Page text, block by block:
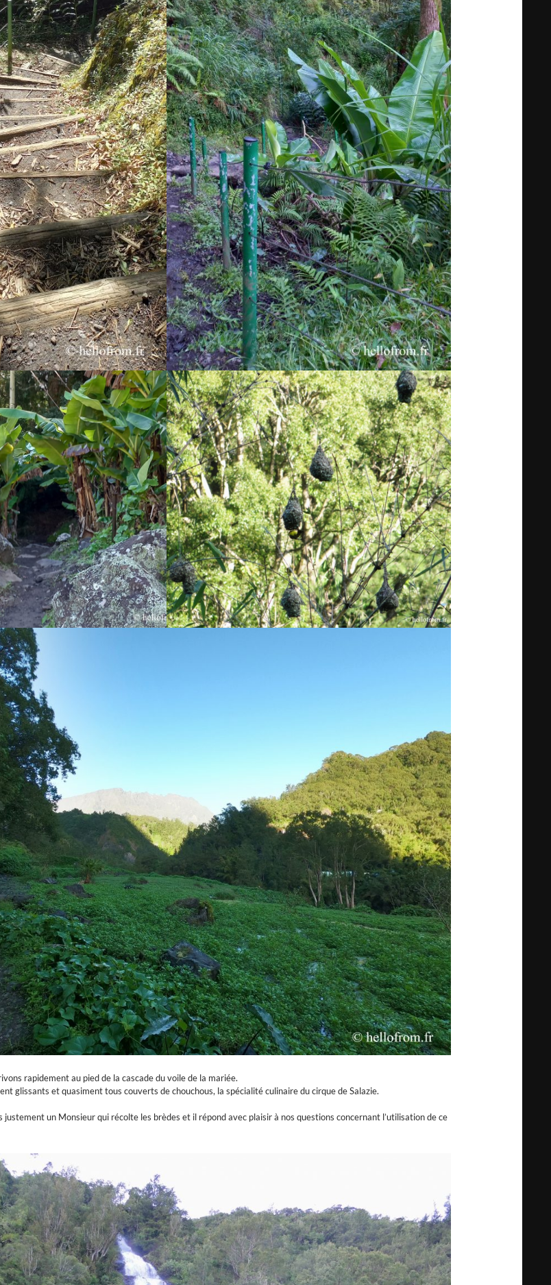
rapidement au pied de la cascade du voile de la mariée.
glissants et quasiment tous couverts de chouchous, la spécialité culinaire du cirque de Salazie.
justement un Monsieur qui récolte les brèdes et il répond avec plaisir à nos questions concernant l’utilisation de ce